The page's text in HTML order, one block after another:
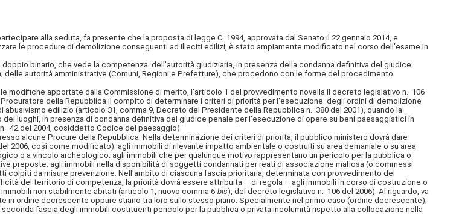
alla seduta, fa presente che la proposta di legge C. 1994, approvata dal Senato il 22 gennaio 2014, e
le procedure di demolizione conseguenti ad illeciti edilizi, è stato ampiamente modificato nel corso dell'esame in
binario, che vede la competenza: dell'autorità giudiziaria, in presenza della condanna definitiva del giudice
delle autorità amministrative (Comuni, Regioni e Prefetture), che procedono con le forme del procedimento
apportate dalla Commissione di merito, l'articolo 1 del provvedimento novella il decreto legislativo n. 106
della Repubblica il compito di determinare i criteri di priorità per l'esecuzione: degli ordini di demolizione
edilizio (articolo 31, comma 9, Decreto del Presidente della Repubblica n. 380 del 2001), quando la
luoghi, in presenza di condanna definitiva del giudice penale per l'esecuzione di opere su beni paesaggistici in
42 del 2004, cosiddetto Codice del paesaggio).
alcune Procure della Repubblica. Nella determinazione dei criteri di priorità, il pubblico ministero dovrà dare
2006, così come modificato): agli immobili di rilevante impatto ambientale o costruiti su area demaniale o su area
o a vincolo archeologico; agli immobili che per qualunque motivo rappresentano un pericolo per la pubblica o
preposte; agli immobili nella disponibilità di soggetti condannati per reati di associazione mafiosa (o commessi
da misure prevenzione. Nell'ambito di ciascuna fascia prioritaria, determinata con provvedimento del
del territorio di competenza, la priorità dovrà essere attribuita – di regola – agli immobili in corso di costruzione o
non stabilmente abitati (articolo 1, nuovo comma 6-bis), del decreto legislativo n. 106 del 2006). Al riguardo, va
in ordine decrescente oppure stiano tra loro sullo stesso piano. Specialmente nel primo caso (ordine decrescente),
fascia degli immobili costituenti pericolo per la pubblica o privata incolumità rispetto alla collocazione nella